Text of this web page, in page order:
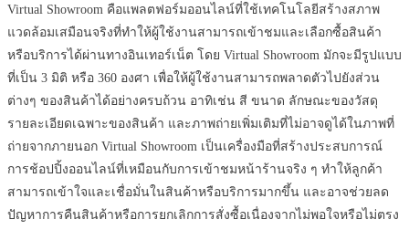
Virtual Showroom คือแพลตฟอร์มออนไลน์ที่ใช้เทคโนโลยีสร้างสภาพ
แวดล้อมเสมือนจริงที่ทำให้ผู้ใช้งานสามารถเข้าชมและเลือกซื้อสินค้า
หรือบริการได้ผ่านทางอินเทอร์เน็ต โดย Virtual Showroom มักจะมีรูปแบบ
ที่เป็น 3 มิติ หรือ 360 องศา เพื่อให้ผู้ใช้งานสามารถพลาดตัวไปยังส่วน
ต่างๆ ของสินค้าได้อย่างครบถ้วน อาทิเช่น สี ขนาด ลักษณะของวัสดุ
รายละเอียดเฉพาะของสินค้า และภาพถ่ายเพิ่มเติมที่ไม่อาจดูได้ในภาพที่
ถ่ายจากภายนอก Virtual Showroom เป็นเครื่องมือที่สร้างประสบการณ์
การช้อปปิ้งออนไลน์ที่เหมือนกับการเข้าชมหน้าร้านจริง ๆ ทำให้ลูกค้า
สามารถเข้าใจและเชื่อมั่นในสินค้าหรือบริการมากขึ้น และอาจช่วยลด
ปัญหาการคืนสินค้าหรือการยกเลิกการสั่งซื้อเนื่องจากไม่พอใจหรือไม่ตรง